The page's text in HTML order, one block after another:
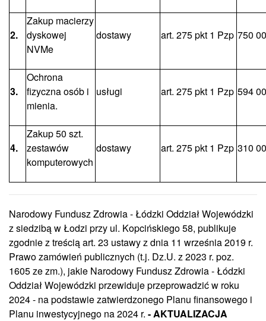
2.
Zakup macierzy
dyskowej
NVMe
dostawy art. 275 pkt 1 Pzp 750
3.
Ochrona
fizyczna osób i
mienia.
usługi art. 275 pkt 1 Pzp 594
4.
Zakup 50 szt.
zestawów
komputerowych
dostawy art. 275 pkt 1 Pzp 310
Narodowy Fundusz Zdrowia - Łódzki Oddział Wojewódzki
z siedzibą w Łodzi przy ul. Kopcińskiego 58, publikuje
zgodnie z treścią art. 23 ustawy z dnia 11 września 2019 r.
Prawo zamówień publicznych (t.j. Dz.U. z 2023 r. poz.
1605 ze zm.), jakie Narodowy Fundusz Zdrowia - Łódzki
Oddział Wojewódzki przewiduje przeprowadzić w roku
2024 - na podstawie zatwierdzonego Planu finansowego i
Planu inwestycyjnego na 2024 r. - AKTUALIZACJA